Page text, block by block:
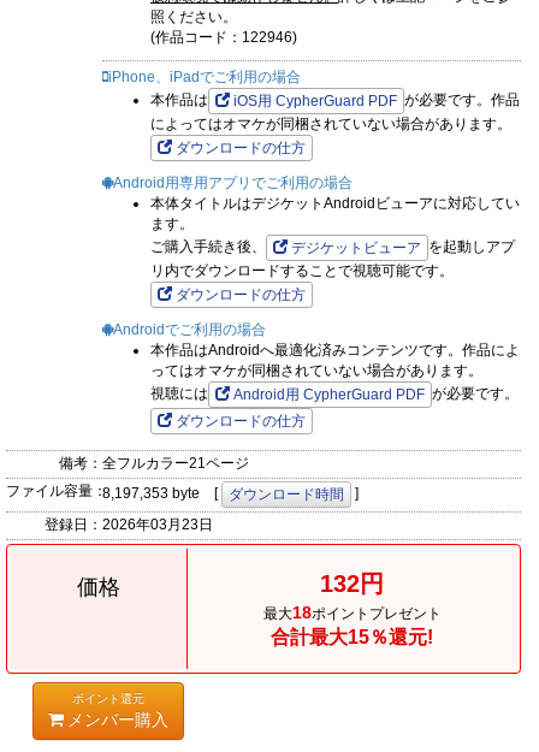
照ください。
(作品コード：122946)
iPhone、iPadでご利用の場合
本作品は
iOS用 CypherGuard PDF が必要です。作品
によってはオマケが同梱されていない場合があります。
ダウンロードの仕方
Android用専用アプリでご利用の場合
本体タイトルはデジケットAndroidビューアに対応してい
ます。
ご購入手続き後、
デジケットビューア を起動しアプ
リ内でダウンロードすることで視聴可能です。
ダウンロードの仕方
Androidでご利用の場合
本作品はAndroidへ最適化済みコンテンツです。作品によ
ってはオマケが同梱されていない場合があります。
視聴には
Android用 CypherGuard PDF が必要です。
ダウンロードの仕方
備考： 全フルカラー21ページ
ファイル容量：8,197,353 byte [ ダウンロード時間
]
登録日： 2026年03月23日
価格 132円
最大18ポイントプレゼント
合計最大15％還元!
ポイント還元
メンバー購入